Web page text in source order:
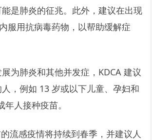
是肺炎的征兆。此外，建议在出现
服用抗病毒药物，以帮助缓解症
为肺炎和其他并发症，KDCA 建议
，例如 13 岁或以下儿童、孕妇和
人接种疫苗。
流感疫情将持续到春季，并建议人